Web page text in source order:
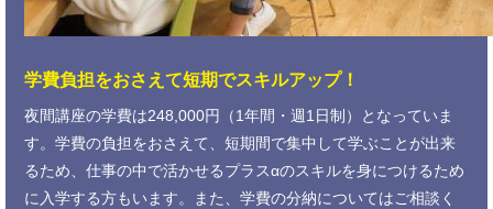
学費負担をおさえて短期でスキルアップ！
夜間講座の学費は248,000円（1年間・週1日制）となっていま
す。学費の負担をおさえて、短期間で集中して学ぶことが出来
るため、仕事の中で活かせるプラスαのスキルを身につけるため
に入学する方もいます。また、学費の分納についてはご相談く